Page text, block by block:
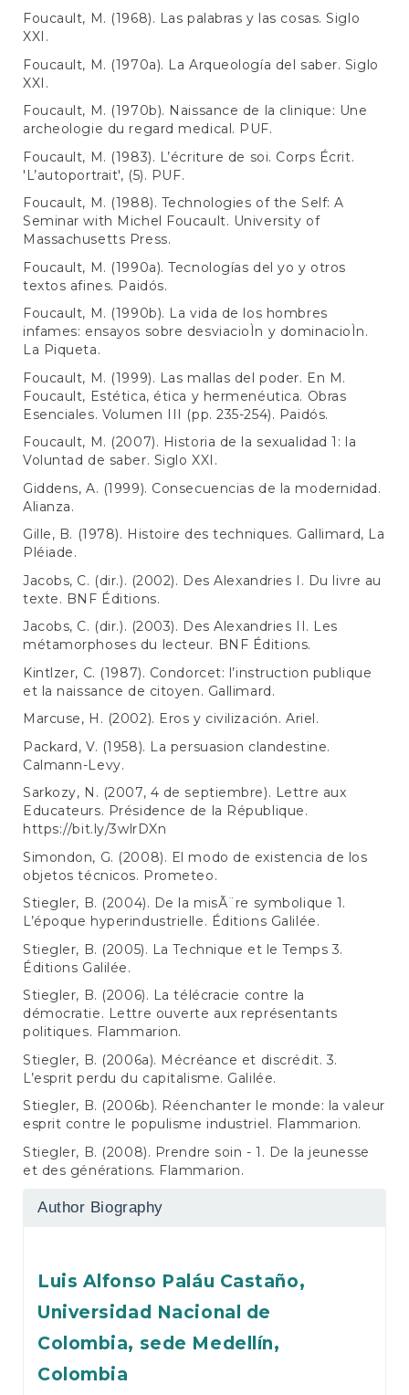
Foucault, M. (1968). Las palabras y las cosas. Siglo
XXI.
Foucault, M. (1970a). La Arqueología del saber. Siglo
XXI.
Foucault, M. (1970b). Naissance de la clinique: Une
archeologie du regard medical. PUF.
Foucault, M. (1983). L’écriture de soi. Corps Écrit.
'L’autoportrait', (5). PUF.
Foucault, M. (1988). Technologies of the Self: A
Seminar with Michel Foucault. University of
Massachusetts Press.
Foucault, M. (1990a). Tecnologías del yo y otros
textos afines. Paidós.
Foucault, M. (1990b). La vida de los hombres
infames: ensayos sobre desviacioÌn y dominacioÌn.
La Piqueta.
Foucault, M. (1999). Las mallas del poder. En M.
Foucault, Estética, ética y hermenéutica. Obras
Esenciales. Volumen III (pp. 235-254). Paidós.
Foucault, M. (2007). Historia de la sexualidad 1: la
Voluntad de saber. Siglo XXI.
Giddens, A. (1999). Consecuencias de la modernidad.
Alianza.
Gille, B. (1978). Histoire des techniques. Gallimard, La
Pléiade.
Jacobs, C. (dir.). (2002). Des Alexandries I. Du livre au
texte. BNF Éditions.
Jacobs, C. (dir.). (2003). Des Alexandries II. Les
métamorphoses du lecteur. BNF Éditions.
Kintlzer, C. (1987). Condorcet: l’instruction publique
et la naissance de citoyen. Gallimard.
Marcuse, H. (2002). Eros y civilización. Ariel.
Packard, V. (1958). La persuasion clandestine.
Calmann-Levy.
Sarkozy, N. (2007, 4 de septiembre). Lettre aux
Educateurs. Présidence de la République.
https://bit.ly/3wlrDXn
Simondon, G. (2008). El modo de existencia de los
objetos técnicos. Prometeo.
Stiegler, B. (2004). De la misÃ¨re symbolique 1.
L’époque hyperindustrielle. Éditions Galilée.
Stiegler, B. (2005). La Technique et le Temps 3.
Éditions Galilée.
Stiegler, B. (2006). La télécracie contre la
démocratie. Lettre ouverte aux représentants
politiques. Flammarion.
Stiegler, B. (2006a). Mécréance et discrédit. 3.
L’esprit perdu du capitalisme. Galilée.
Stiegler, B. (2006b). Réenchanter le monde: la valeur
esprit contre le populisme industriel. Flammarion.
Stiegler, B. (2008). Prendre soin - 1. De la jeunesse
et des générations. Flammarion.
Author Biography
Luis Alfonso Paláu Castaño,
Universidad Nacional de
Colombia, sede Medellín,
Colombia